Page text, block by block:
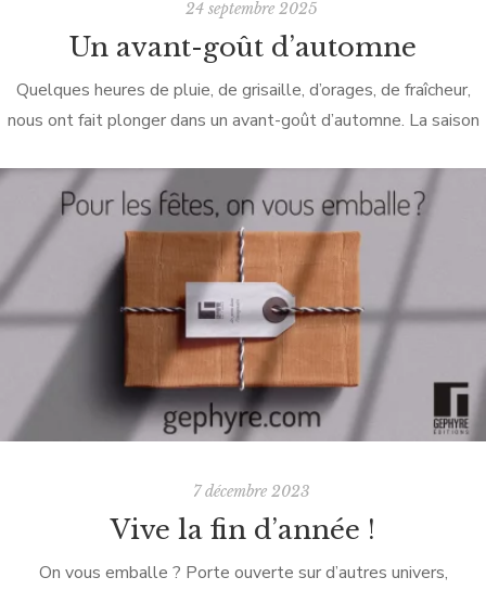
24 septembre 2025
Un avant-goût d’automne
Quelques heures de pluie, de grisaille, d’orages, de fraîcheur,
nous ont fait plonger dans un avant-goût d’automne. La saison
du […]
7 décembre 2023
Vive la fin d’année !
On vous emballe ? Porte ouverte sur d’autres univers,